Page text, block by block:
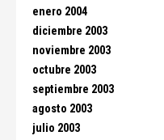
enero 2004
diciembre 2003
noviembre 2003
octubre 2003
septiembre 2003
agosto 2003
julio 2003